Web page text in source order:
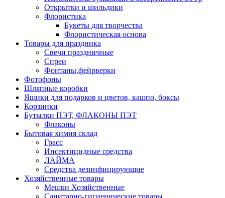
Открытки и шильдики
Флористика
Букеты для творчества
Флористическая основа
Товары для праздника
Свечи праздничные
Спреи
Фонтаны,фейрверки
Фотофоны
Шляпные коробки
Ящики для подарков и цветов, кашпо, боксы
Корзинки
Бутылки ПЭТ, ФЛАКОНЫ ПЭТ
Флаконы
Бытовая химия склад
Грасс
Инсектицидные средства
ЛАЙМА
Средства дезинфицирующие
Хозяйственные товары
Мешки Хозяйственные